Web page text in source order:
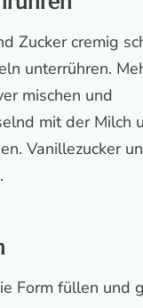
Zucker cremig
unterrühren.
mischen und
mit der Milch
Vanillezucker
Form füllen und